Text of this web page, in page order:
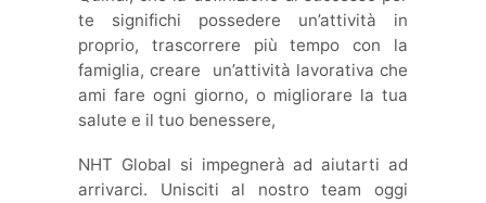
te significhi possedere un’attività in
proprio, trascorrere più tempo con la
famiglia, creare un’attività lavorativa che
ami fare ogni giorno, o migliorare la tua
salute e il tuo benessere,
NHT Global si impegnerà ad aiutarti ad
arrivarci. Unisciti al nostro team oggi